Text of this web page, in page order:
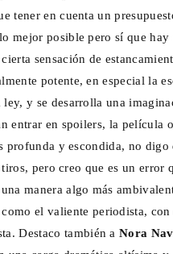
tener en cuenta un
mejor posible pero sí que
sensación de
potente, en especial la
ley, y se desarrolla una
entrar en spoilers, la película
y escondida, no digo
pero creo que es un error
manera algo más
el valiente periodista,
Destaco también aNora